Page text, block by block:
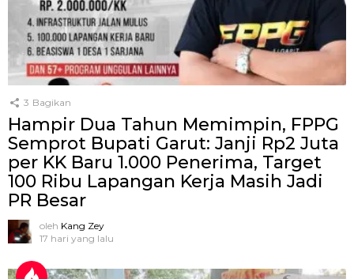
3 Bagikan
Hampir Dua Tahun Memimpin, FPPG
Semprot Bupati Garut: Janji Rp2 Juta
per KK Baru 1.000 Penerima, Target
100 Ribu Lapangan Kerja Masih Jadi
PR Besar
oleh Kang Zey
17 hari yang lalu